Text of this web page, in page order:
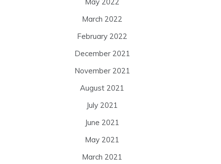
March 2022
February 2022
December 2021
November 2021
August 2021
July 2021
June 2021
May 2021
March 2021